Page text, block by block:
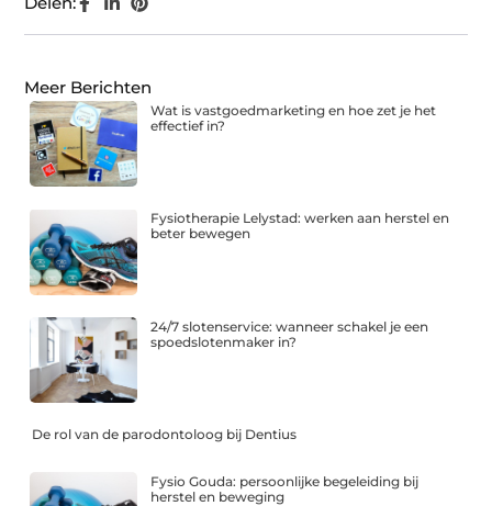
Meer Berichten
Wat is vastgoedmarketing en hoe zet je het
effectief in?
Fysiotherapie Lelystad: werken aan herstel en
beter bewegen
24/7 slotenservice: wanneer schakel je een
spoedslotenmaker in?
De rol van de parodontoloog bij Dentius
Fysio Gouda: persoonlijke begeleiding bij
herstel en beweging